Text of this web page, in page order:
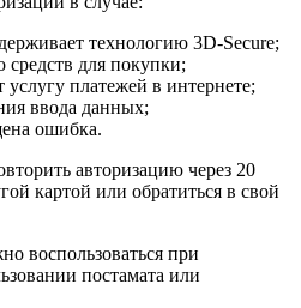
технологию 3D-Secure;
средств для покупки;
платежей в интернете;
ввода данных;
ошибка.
авторизацию через 20
картой или обратиться в свой
воспользоваться при
постамата или